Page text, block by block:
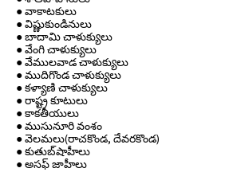
● వాకాటకులు
● విష్ణుకుండినులు
● బాదామి చాళుక్యులు
● వేంగి చాళుక్యులు
● వేములవాడ చాళుక్యులు
● ముదిగొండ చాళుక్యులు
● కళ్యాణి చాళుక్యులు
● రాష్ట్ర కూటులు
● కాకతీయులు
● ముసునూరి వంశం
● వెలమలు(రాచకొండ, దేవరకొండ)
● కుతుబ్‌షాహీలు
● అసఫ్ జాహీలు